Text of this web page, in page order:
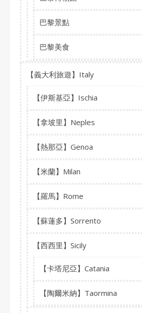
巴黎景點
巴黎美食
【義大利旅遊】Italy
【伊斯基亞】Ischia
【拿坡里】Neples
【熱那亞】Genoa
【米蘭】Milan
【羅馬】Rome
【蘇蓮多】Sorrento
【西西里】Sicily
【卡塔尼亞】Catania
【陶爾米納】Taormina